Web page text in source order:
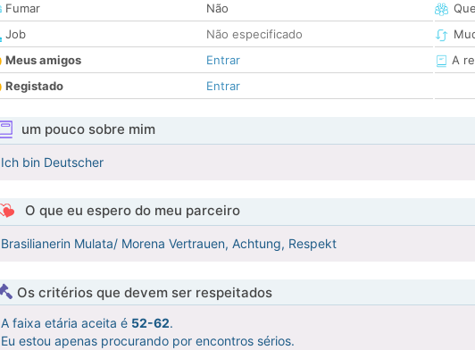
Fumar
Não
Job
Não especificado
Meus amigos
Entrar
Registado
Entrar
A
um pouco sobre mim
Ich bin Deutscher
O que eu espero do meu parceiro
Brasilianerin Mulata/ Morena Vertrauen, Achtung, Respekt
Os critérios que devem ser respeitados
A faixa etária aceita é 52-62.
Eu estou apenas procurando por encontros sérios.